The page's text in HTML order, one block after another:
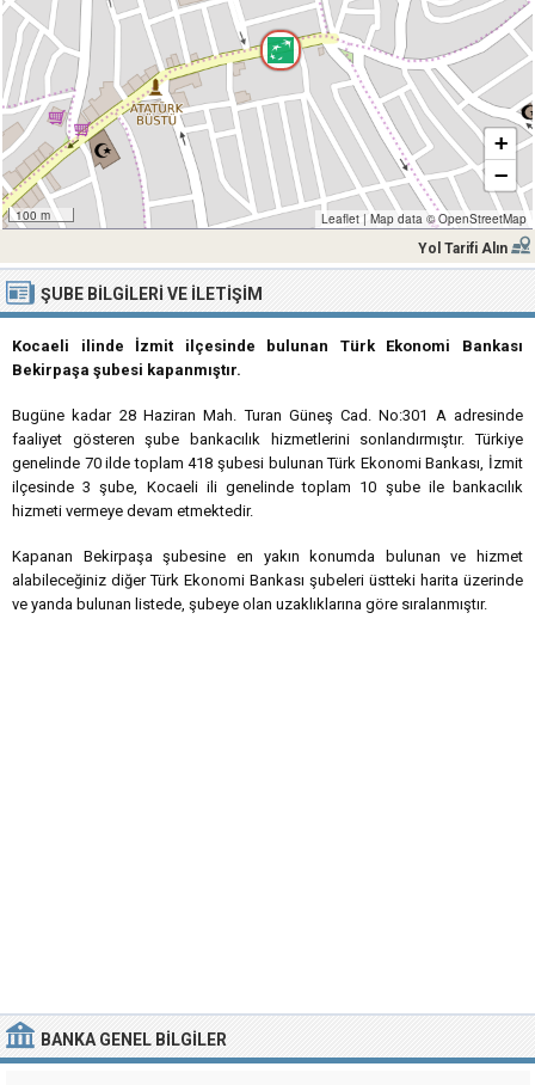
100 m
+
−
Leaflet | Map data ©OpenStreetMap
Yol Tarifi Alın
ŞUBE BILGILERI VE İLETIŞIM
Kocaeli ilinde İzmit ilçesinde bulunan Türk Ekonomi Bankası
Bekirpaşa şubesi kapanmıştır.
Bugüne kadar 28 Haziran Mah. Turan Güneş Cad. No:301 A adresinde
faaliyet gösteren şube bankacılık hizmetlerini sonlandırmıştır. Türkiye
genelinde 70 ilde toplam 418 şubesi bulunan Türk Ekonomi Bankası, İzmit
ilçesinde 3 şube, Kocaeli ili genelinde toplam 10 şube ile bankacılık
hizmeti vermeye devam etmektedir.
Kapanan Bekirpaşa şubesine en yakın konumda bulunan ve hizmet
alabileceğiniz diğer Türk Ekonomi Bankası şubeleri üstteki harita üzerinde
ve yanda bulunan listede, şubeye olan uzaklıklarına göre sıralanmıştır.
BANKA GENEL BILGILER